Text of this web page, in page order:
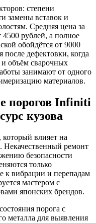
степени
замены вставок и
Средняя цена за
4500 рублей, а полное
обойдётся от 9000
после дефектовки, когда
и объём сварочных
занимают от одного
материалов.
порогов Infiniti
кузова
влияет на
Некачественный ремонт
безопасности
только
к вибрации и перепадам
мастером с
японских брендов.
порога с
металла для выявления